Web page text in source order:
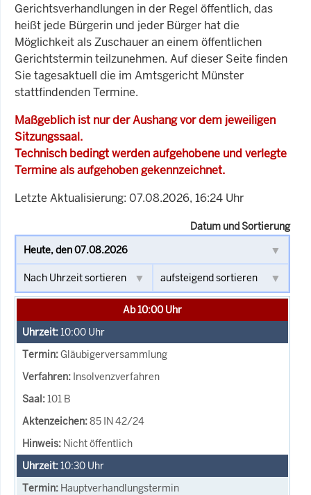
Gerichtsverhandlungen in der Regel öffentlich, das
heißt jede Bürgerin und jeder Bürger hat die
Möglichkeit als Zuschauer an einem öffentlichen
Gerichtstermin teilzunehmen. Auf dieser Seite finden
Sie tagesaktuell die im Amtsgericht Münster
stattfindenden Termine.
Maßgeblich ist nur der Aushang vor dem jeweiligen
Sitzungssaal.
Technisch bedingt werden aufgehobene und verlegte
Termine als aufgehoben gekennzeichnet.
Letzte Aktualisierung: 07.08.2026, 16:24 Uhr
Datum und Sortierung
Ab 10:00 Uhr
10:00 Uhr
Gläubigerversammlung
Insolvenzverfahren
101 B
85 IN 42/24
Nicht öffentlich
10:30 Uhr
Hauptverhandlungstermin